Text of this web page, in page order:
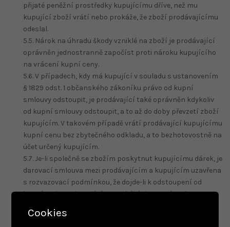
přijaté peněžní prostředky kupujícímu dříve, než mu
kupující zboží vrátí nebo prokáže, že zboží prodávajícímu
odeslal.
5.5. Nárok na úhradu škody vzniklé na zboží je prodávající
oprávněn jednostranně započíst proti nároku kupujícího
na vrácení kupní ceny.
5.6. V případech, kdy má kupující v souladu s ustanovením
§ 1829 odst. 1 občanského zákoníku právo od kupní
smlouvy odstoupit, je prodávající také oprávněn kdykoliv
od kupní smlouvy odstoupit, a to až do doby převzetí zboží
kupujícím. V takovém případě vrátí prodávající kupujícímu
kupní cenu bez zbytečného odkladu, a to bezhotovostně na
účet určený kupujícím.
5.7. Je-li společně se zbožím poskytnut kupujícímu dárek, je
darovací smlouva mezi prodávajícím a kupujícím uzavřena
s rozvazovací podmínkou, že dojde-li k odstoupení od
kupní smlouvy kupujícím, pozbývá darovací smlouva
spolu se zbožím prodávajícímu vrátit i poskytnutý dárek.
Cookies